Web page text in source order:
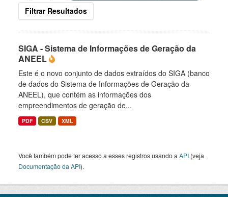
Filtrar Resultados
SIGA - Sistema de Informações de Geração da
ANEEL
Este é o novo conjunto de dados extraídos do SIGA (banco
de dados do Sistema de Informações de Geração da
ANEEL), que contém as informações dos
empreendimentos de geração de...
PDF CSV XML
Você também pode ter acesso a esses registros usando a API (veja
Documentação da API).